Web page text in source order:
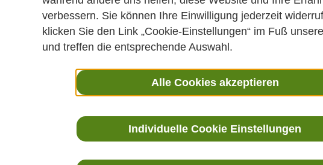
verbessern. Sie können Ihre Einwilligung jederzeit
klicken Sie den Link „Cookie-Einstellungen“ im Fuß
und treffen die entsprechende Auswahl.
Alle Cookies akzeptieren
Individuelle Cookie Einstellungen